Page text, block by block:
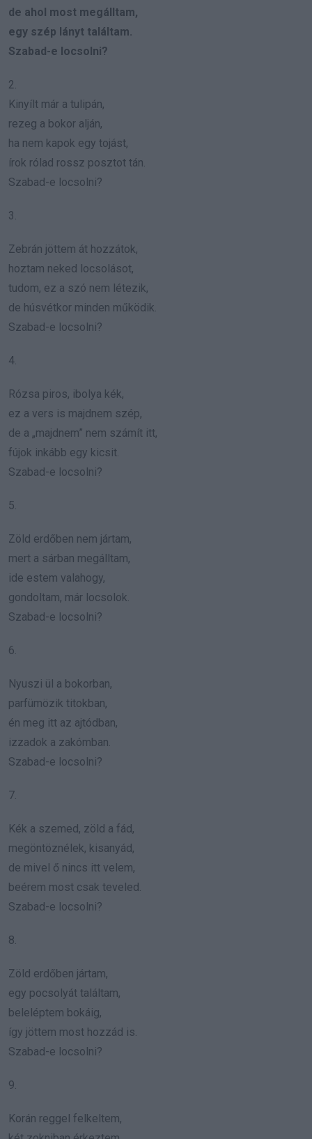
de ahol most megálltam,
egy szép lányt találtam.
Szabad-e locsolni?
2.
Kinyílt már a tulipán,
rezeg a bokor alján,
ha nem kapok egy tojást,
írok rólad rossz posztot tán.
Szabad-e locsolni?
3.
Zebrán jöttem át hozzátok,
hoztam neked locsolásot,
tudom, ez a szó nem létezik,
de húsvétkor minden működik.
Szabad-e locsolni?
4.
Rózsa piros, ibolya kék,
ez a vers is majdnem szép,
de a „majdnem” nem számít itt,
fújok inkább egy kicsit.
Szabad-e locsolni?
5.
Zöld erdőben nem jártam,
mert a sárban megálltam,
ide estem valahogy,
gondoltam, már locsolok.
Szabad-e locsolni?
6.
Nyuszi ül a bokorban,
parfümözik titokban,
én meg itt az ajtódban,
izzadok a zakómban.
Szabad-e locsolni?
7.
Kék a szemed, zöld a fád,
megöntöznélek, kisanyád,
de mivel ő nincs itt velem,
beérem most csak teveled.
Szabad-e locsolni?
8.
Zöld erdőben jártam,
egy pocsolyát találtam,
beleléptem bokáig,
így jöttem most hozzád is.
Szabad-e locsolni?
9.
Korán reggel felkeltem,